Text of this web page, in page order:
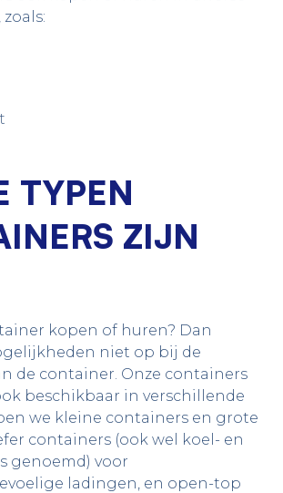
TYPEN
ZIJN
kopen of huren? Dan
niet op bij de
de container. Onze containers
beschikbaar in verschillende
we kleine containers en grote
containers (ook wel
koel- en
genoemd) voor
ladingen, en open-top